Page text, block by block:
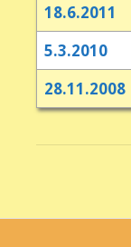
18.6.2011
5.3.2010
28.11.2008